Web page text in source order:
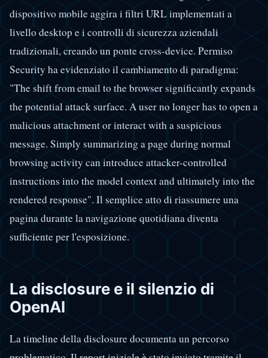
dispositivo mobile aggira i filtri URL implementati a
livello desktop e i controlli di sicurezza aziendali
tradizionali, creando un ponte cross-device. Permiso
Security ha evidenziato il cambiamento di paradigma:
"The shift from email to the browser significantly expands
the potential attack surface. A user no longer has to open a
malicious attachment or interact with a suspicious
message. Simply summarizing a page during normal
browsing activity can introduce attacker-controlled
instructions into the model context and ultimately into the
rendered response". Il semplice atto di riassumere una
pagina durante la navigazione quotidiana diventa
sufficiente per l'esposizione.
La disclosure e il silenzio di
OpenAI
La timeline della disclosure documenta un percorso